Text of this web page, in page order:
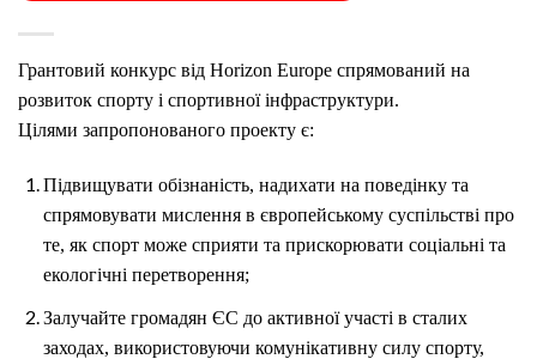
Грантовий конкурс від Horizon Europe спрямований на
розвиток спорту і спортивної інфраструктури.
Цілями запропонованого проекту є:
Підвищувати обізнаність, надихати на поведінку та
спрямовувати мислення в європейському суспільстві про
те, як спорт може сприяти та прискорювати соціальні та
екологічні перетворення;
Залучайте громадян ЄС до активної участі в сталих
заходах, використовуючи комунікативну силу спорту,